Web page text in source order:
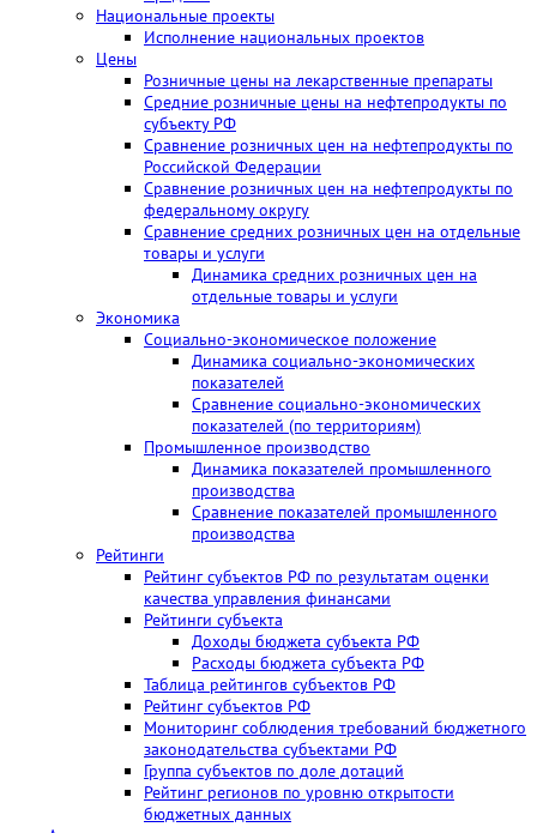
Национальные проекты
Исполнение национальных проектов
Цены
Розничные цены на лекарственные препараты
Средние розничные цены на нефтепродукты по
субъекту РФ
Сравнение розничных цен на нефтепродукты по
Российской Федерации
Сравнение розничных цен на нефтепродукты по
федеральному округу
Сравнение средних розничных цен на отдельные
товары и услуги
Динамика средних розничных цен на
отдельные товары и услуги
Экономика
Социально-экономическое положение
Динамика социально-экономических
показателей
Сравнение социально-экономических
показателей (по территориям)
Промышленное производство
Динамика показателей промышленного
производства
Сравнение показателей промышленного
производства
Рейтинги
Рейтинг субъектов РФ по результатам оценки
качества управления финансами
Рейтинги субъекта
Доходы бюджета субъекта РФ
Расходы бюджета субъекта РФ
Таблица рейтингов субъектов РФ
Рейтинг субъектов РФ
Мониторинг соблюдения требований бюджетного
законодательства субъектами РФ
Группа субъектов по доле дотаций
Рейтинг регионов по уровню открытости
бюджетных данных